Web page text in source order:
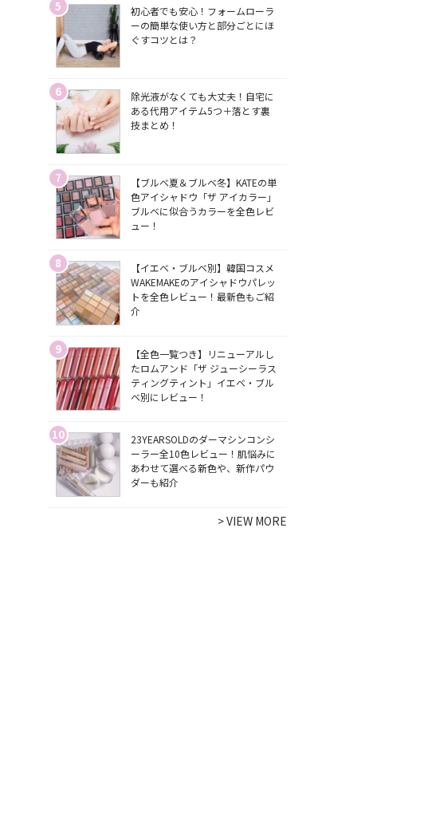
5
初心者でも安心！フォームローラ
ーの簡単な使い方と部分ごとにほ
ぐすコツとは？
6
除光液がなくても大丈夫！自宅に
ある代用アイテム5つ＋落とす裏
技まとめ！
7
【ブルベ夏＆ブルベ冬】KATEの単
色アイシャドウ「ザ アイカラー」
ブルベに似合うカラーを全色レビ
ュー！
8
【イエベ・ブルベ別】韓国コスメ
WAKEMAKEのアイシャドウパレッ
トを全色レビュー！最新色もご紹
介
9
【全色一覧つき】リニューアルし
たロムアンド「ザ ジューシーラス
ティングティント」イエベ・ブル
ベ別にレビュー！
10
23YEARSOLDのダーマシンコンシ
ーラー全10色レビュー！肌悩みに
あわせて選べる新色や、新作パウ
ダーも紹介
>VIEW MORE